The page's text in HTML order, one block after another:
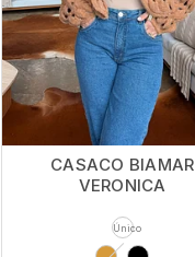
CASACO BIAMAR
VERONICA
Único